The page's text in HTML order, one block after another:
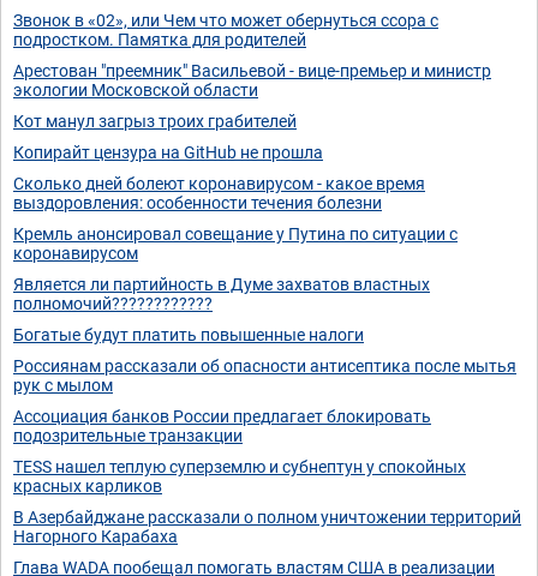
Звонок в «02», или Чем что может обернуться ссора с
подростком. Памятка для родителей
Арестован "преемник" Васильевой - вице-премьер и министр
экологии Московской области
Кот манул загрыз троих грабителей
Копирайт цензура на GitHub не прошла
Сколько дней болеют коронавирусом - какое время
выздоровления: особенности течения болезни
Кремль анонсировал совещание у Путина по ситуации с
коронавирусом
Является ли партийность в Думе захватов властных
полномочий????????????
Богатые будут платить повышенные налоги
Россиянам рассказали об опасности антисептика после мытья
рук с мылом
Ассоциация банков России предлагает блокировать
подозрительные транзакции
TESS нашел теплую суперземлю и субнептун у спокойных
красных карликов
В Азербайджане рассказали о полном уничтожении территорий
Нагорного Карабаха
Глава WADA пообещал помогать властям США в реализации